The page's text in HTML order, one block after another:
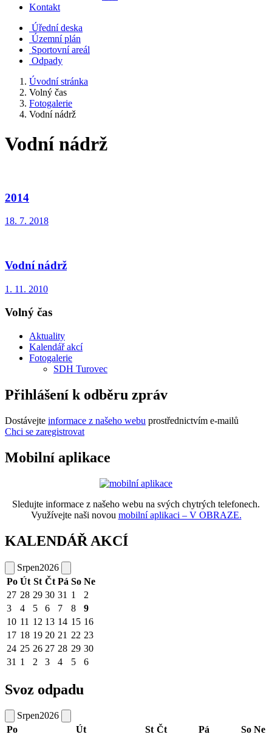
Kontakt
Úřední deska
Územní plán
Sportovní areál
Odpady
Úvodní stránka
Volný čas
Fotogalerie
Vodní nádrž
Vodní nádrž
2014
18. 7. 2018
Vodní nádrž
1. 11. 2010
Volný čas
Aktuality
Kalendář akcí
Fotogalerie
SDH Turovec
Přihlášení k odběru zpráv
Dostávejte informace z našeho webu prostřednictvím e-mailů
Chci se zaregistrovat
Mobilní aplikace
Sledujte informace z našeho webu na svých chytrých telefonech.
Využívejte naši novou mobilní aplikaci – V OBRAZE.
KALENDÁŘ AKCÍ
Srpen2026
Po Út St Čt Pá So Ne
27 28 29 30 31 1
2
3
4 5 6 7 8
9
10 11 12 13 14 15 16
17 18 19 20 21 22 23
24 25 26 27 28 29 30
31 1 2 3 4 5 6
Svoz odpadu
Srpen2026
Po
Út St Čt Pá So Ne